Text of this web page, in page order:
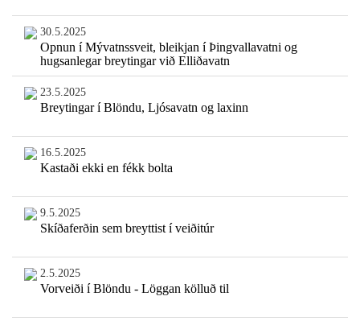
30.5.2025
Opnun í Mývatnssveit, bleikjan í Þingvallavatni og
hugsanlegar breytingar við Elliðavatn
23.5.2025
Breytingar í Blöndu, Ljósavatn og laxinn
16.5.2025
Kastaði ekki en fékk bolta
9.5.2025
Skíðaferðin sem breyttist í veiðitúr
2.5.2025
Vorveiði í Blöndu - Löggan kölluð til